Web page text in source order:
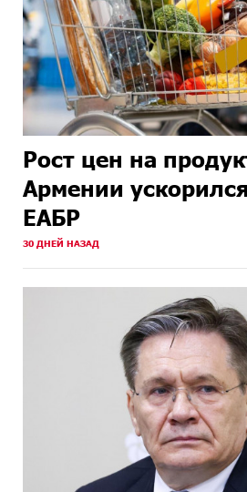
Рост цен на
Армении
ЕАБР
30 ДНЕЙ НАЗАД